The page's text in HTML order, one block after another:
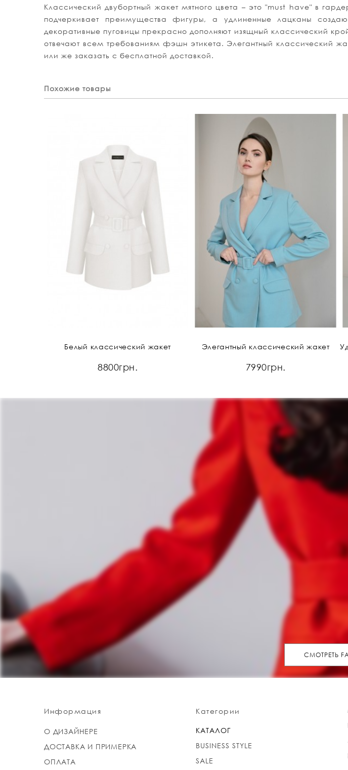
Классический двубортный жакет мятного цвета – это "must have" в
подчеркивает преимущества фигуры, а удлиненные лацканы
декоративные пуговицы прекрасно дополняют изящный классический
отвечают всем требованиям фэшн этикета. Элегантный классический
или же заказать с бесплатной доставкой.
Похожие товары
Белый классический жакет
8800грн.
Элегантный классический жакет
7990грн.
СМОТРЕТЬ
Информация
О ДИЗАЙНЕРЕ
ДОСТАВКА И ПРИМЕРКА
ОПЛАТА
Категории
КАТАЛОГ
BUSINESS STYLE
SALE